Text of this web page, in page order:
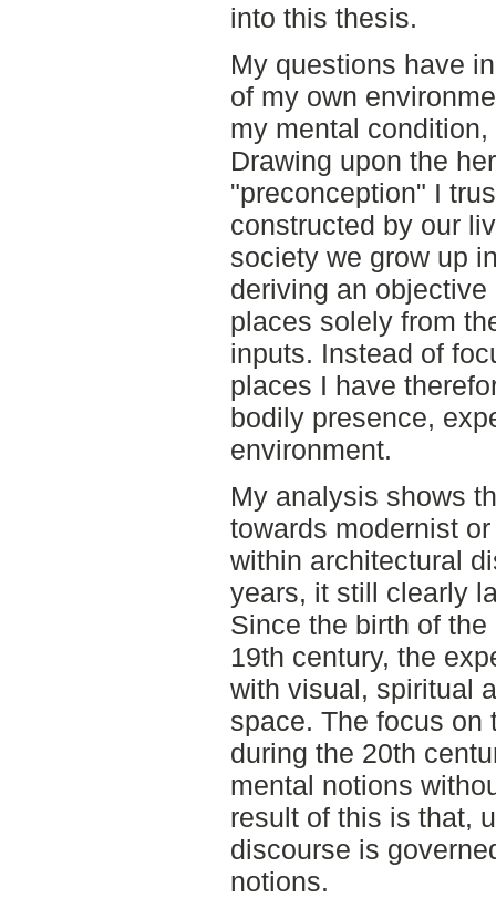
into this thesis.
My questions have
of my own
my mental
Drawing upon the
"preconception" I
constructed by our
society we grow up
deriving an
places solely from
inputs. Instead of
places I have
bodily presence,
environment.
My analysis shows
towards modernist
within architectural
years, it still clearly
Since the birth of
19th century, the
with visual, spiritual
space. The focus on
during the 20th
mental notions
result of this is that,
discourse is
notions.